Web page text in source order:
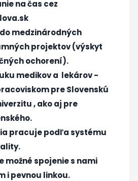
na čas cez
medzinárodných
projektov (výskyt
ochorení).
medikov a lekárov -
pre Slovenskú
, ako aj pre
pracuje podľa systému
možné spojenie s nami
i pevnou linkou.